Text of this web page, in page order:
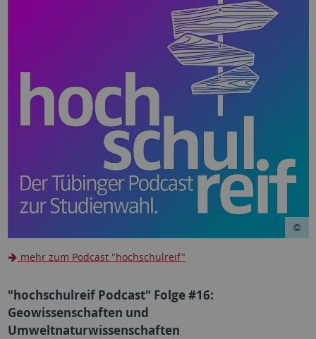
mehr zum Podcast "hochschulreif"
"hochschulreif Podcast" Folge #16:
Geowissenschaften und
Umweltnaturwissenschaften